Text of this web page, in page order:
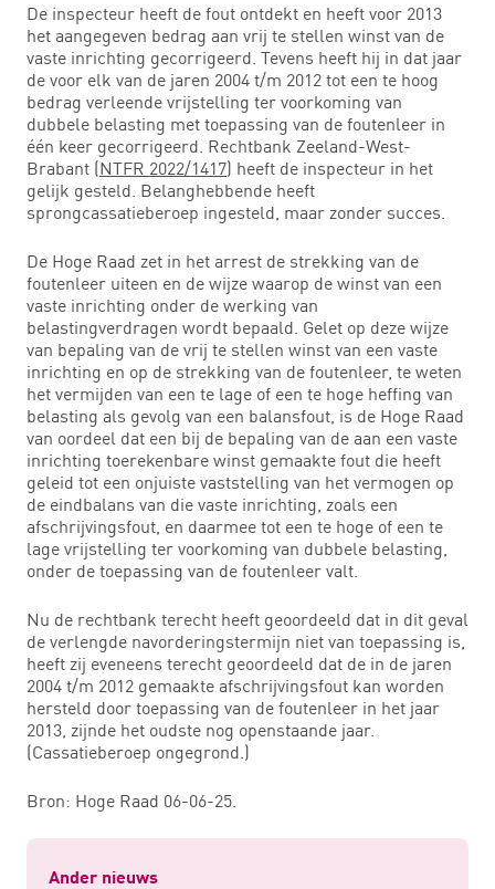
De inspecteur heeft de fout ontdekt en heeft voor 2013
het aangegeven bedrag aan vrij te stellen winst van de
vaste inrichting gecorrigeerd. Tevens heeft hij in dat jaar
de voor elk van de jaren 2004 t/m 2012 tot een te hoog
bedrag verleende vrijstelling ter voorkoming van
dubbele belasting met toepassing van de foutenleer in
één keer gecorrigeerd. Rechtbank Zeeland-West-
Brabant (NTFR 2022/1417) heeft de inspecteur in het
gelijk gesteld. Belanghebbende heeft
sprongcassatieberoep ingesteld, maar zonder succes.
De Hoge Raad zet in het arrest de strekking van de
foutenleer uiteen en de wijze waarop de winst van een
vaste inrichting onder de werking van
belastingverdragen wordt bepaald. Gelet op deze wijze
van bepaling van de vrij te stellen winst van een vaste
inrichting en op de strekking van de foutenleer, te weten
het vermijden van een te lage of een te hoge heffing van
belasting als gevolg van een balansfout, is de Hoge Raad
van oordeel dat een bij de bepaling van de aan een vaste
inrichting toerekenbare winst gemaakte fout die heeft
geleid tot een onjuiste vaststelling van het vermogen op
de eindbalans van die vaste inrichting, zoals een
afschrijvingsfout, en daarmee tot een te hoge of een te
lage vrijstelling ter voorkoming van dubbele belasting,
onder de toepassing van de foutenleer valt.
Nu de rechtbank terecht heeft geoordeeld dat in dit geval
de verlengde navorderingstermijn niet van toepassing is,
heeft zij eveneens terecht geoordeeld dat de in de jaren
2004 t/m 2012 gemaakte afschrijvingsfout kan worden
hersteld door toepassing van de foutenleer in het jaar
2013, zijnde het oudste nog openstaande jaar.
(Cassatieberoep ongegrond.)
Bron: Hoge Raad 06-06-25.
Ander nieuws